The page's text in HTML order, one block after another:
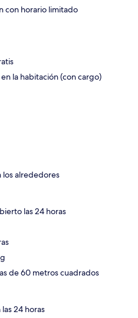
con horario limitado
la habitación (con cargo)
los alrededores
las 24 horas
de 60 metros cuadrados
24 horas